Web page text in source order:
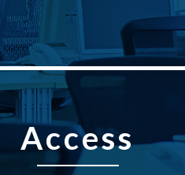
Access